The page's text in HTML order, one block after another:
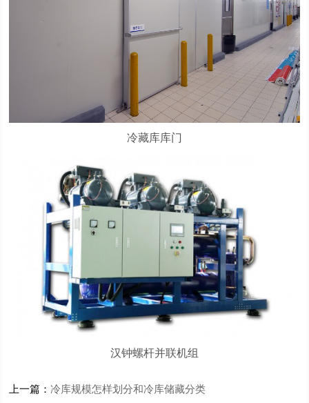
冷藏库库门
汉钟螺杆并联机组
上一篇： 冷库规模怎样划分和冷库储藏分类